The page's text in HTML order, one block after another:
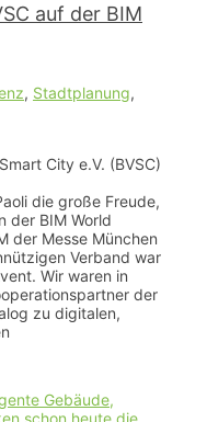
auf der BIM
, Stadtplanung,
City e.V. (BVSC)
die große Freude,
der BIM World
der Messe München
Verband war
Wir waren in
der
zu digitalen,